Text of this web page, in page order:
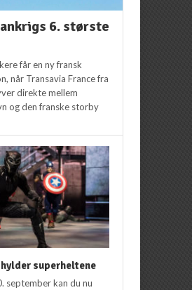
10%
Udsalg: 50% rabat –
men kun onsdag og
Kenneth Karskov
oktober 2011
6. største
får en ny fransk
når Transavia France fra
direkte mellem
og den franske storby
superheltene
september kan du nu